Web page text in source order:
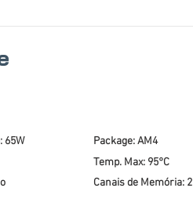
65W
Package: AM4
Temp. Max: 95°C
Canais de Memória: 2